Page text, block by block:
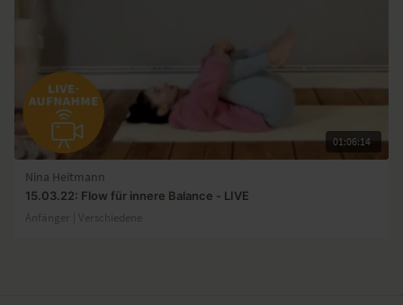
01:06:14
Nina Heitmann
15.03.22: Flow für innere Balance - LIVE
Anfänger | Verschiedene